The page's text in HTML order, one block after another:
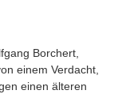
Borchert,
einem Verdacht,
einen älteren